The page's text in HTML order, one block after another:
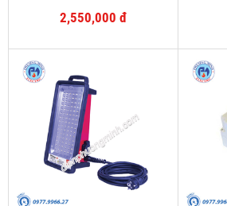
2,550,000 đ